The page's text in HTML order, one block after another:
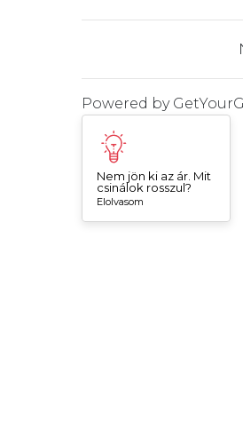
Powered by
Nem jön ki az ár. Mit
csinálok rosszul?
Elolvasom